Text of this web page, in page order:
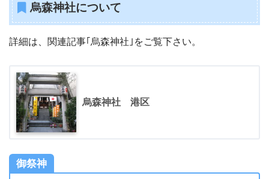
烏森神社について
詳細は、関連記事｢烏森神社｣をご覧下さい。
烏森神社 港区
御祭神